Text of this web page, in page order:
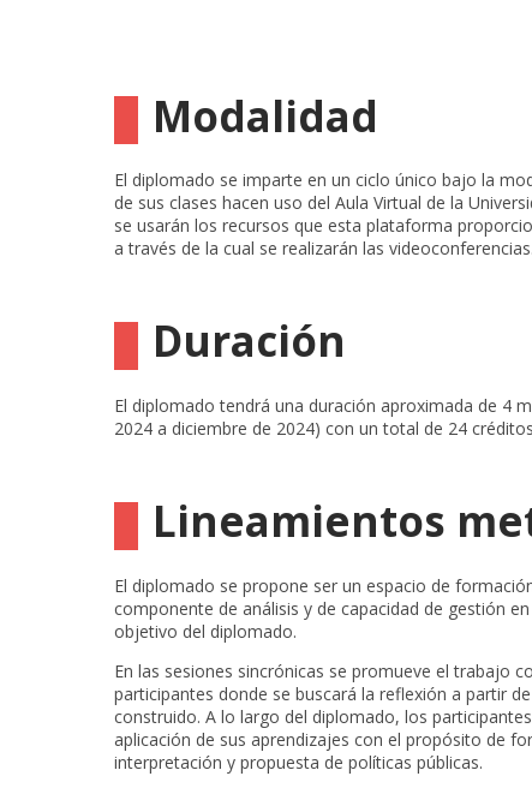
Modalidad
El diplomado se imparte en un ciclo único bajo la
de sus clases hacen uso del Aula Virtual de la
se usarán los recursos que esta plataforma
a través de la cual se realizarán las videoconferencias.
Duración
El diplomado tendrá una duración aproximada de 4
2024 a diciembre de 2024) con un total de 24
Lineamientos
El diplomado se propone ser un espacio de
componente de análisis y de capacidad de gestión
objetivo del diplomado.
En las sesiones sincrónicas se promueve el trabajo
participantes donde se buscará la reflexión a partir
construido. A lo largo del diplomado, los
aplicación de sus aprendizajes con el propósito de
interpretación y propuesta de políticas públicas.